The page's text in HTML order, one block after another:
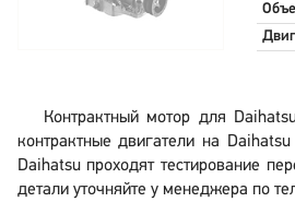
Контрактный мотор для
контрактные двигатели на
Daihatsu проходят тестирование
детали уточняйте у менеджера по